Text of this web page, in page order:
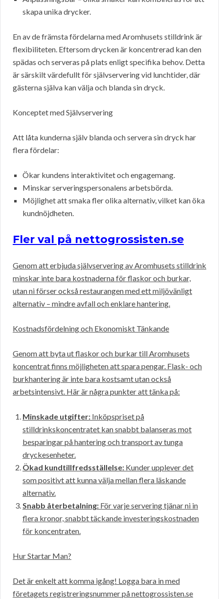
skapa unika drycker.
En av de främsta fördelarna med Aromhusets stilldrink är
flexibiliteten. Eftersom drycken är koncentrerad kan den
spädas och serveras på plats enligt specifika behov. Detta
är särskilt värdefullt för självservering vid lunchtider, där
gästerna själva kan välja och blanda sin dryck.
Konceptet med Självservering
Att låta kunderna själv blanda och servera sin dryck har
flera fördelar:
Ökar kundens interaktivitet och engagemang.
Minskar serveringspersonalens arbetsbörda.
Möjlighet att smaka fler olika alternativ, vilket kan öka
kundnöjdheten.
Fler val på nettogrossisten.se
Genom att erbjuda självservering av Aromhusets stilldrink
minskar inte bara kostnaderna för flaskor och burkar,
utan ni förser också restaurangen med ett miljövänligt
alternativ – mindre avfall och enklare hantering.
Kostnadsfördelning och Ekonomiskt Tänkande
Genom att byta ut flaskor och burkar till Aromhusets
koncentrat finns möjligheten att spara pengar. Flask- och
burkhantering är inte bara kostsamt utan också
arbetsintensivt. Här är några punkter att tänka på:
Minskade utgifter: Inköpspriset på
stilldrinkskoncentratet kan snabbt balanseras mot
besparingar på hantering och transport av tunga
dryckesenheter.
Ökad kundtillfredsställelse: Kunder upplever det
som positivt att kunna välja mellan flera läskande
alternativ.
Snabb återbetalning: För varje servering tjänar ni in
flera kronor, snabbt täckande investeringskostnaden
för koncentraten.
Hur Startar Man?
Det är enkelt att komma igång! Logga bara in med
företagets registreringsnummer på nettogrossisten.se